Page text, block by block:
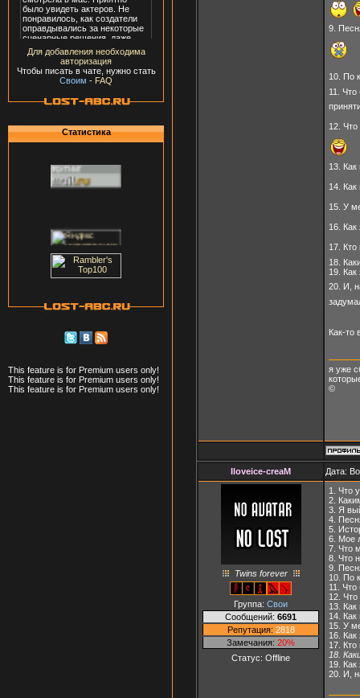
Для добавления необходима
авторизация
Чтобы писать в чате, нужно стать
Своим - FAQ
Статистика
This feature is for Premium users only!
This feature is for Premium users only!
This feature is for Premium users only!
9.
10. По
11.
12.
13.
14.
15. У
16.
17.
18.
19.
20. И,
Как-то
я уже
©
Iloveice-creaM Дата:
Twins forever
Группа: Свои
Сообщений: 6691
Репутация: 2818
Замечания: 20%
Статус: Offline
1. Что
2.
3. Я
4.
5.
6. Мое
7. Что
8. Что
9.
10. По
11.
12.
13.
14.
15. У
16.
17.
18.
19.
20. И,